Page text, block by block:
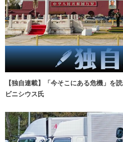
【独自連載】「今そこにある危機」を
ビニシウス氏